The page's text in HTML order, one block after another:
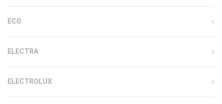
ECO
ELECTRA
ELECTROLUX